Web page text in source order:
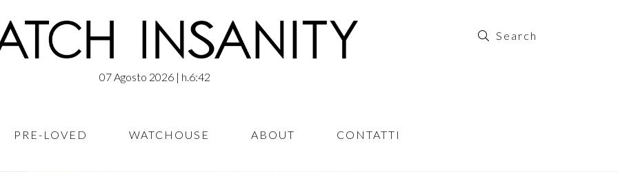
07 Agosto 2026| h.6:42
PRE-LOVED WATCHOUSE ABOUT CONTATTI